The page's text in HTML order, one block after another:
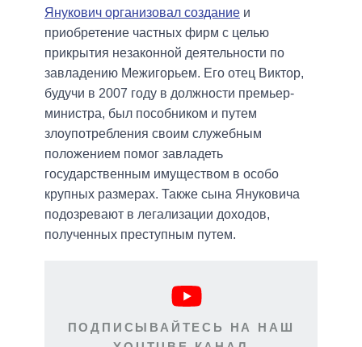
Янукович организовал создание и
приобретение частных фирм с целью
прикрытия незаконной деятельности по
завладению Межигорьем. Его отец Виктор,
будучи в 2007 году в должности премьер-
министра, был пособником и путем
злоупотребления своим служебным
положением помог завладеть
государственным имуществом в особо
крупных размерах. Также сына Януковича
подозревают в легализации доходов,
полученных преступным путем.
ПОДПИСЫВАЙТЕСЬ НА НАШ